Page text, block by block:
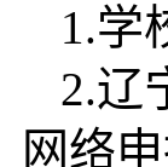
1.学
2.辽
网络